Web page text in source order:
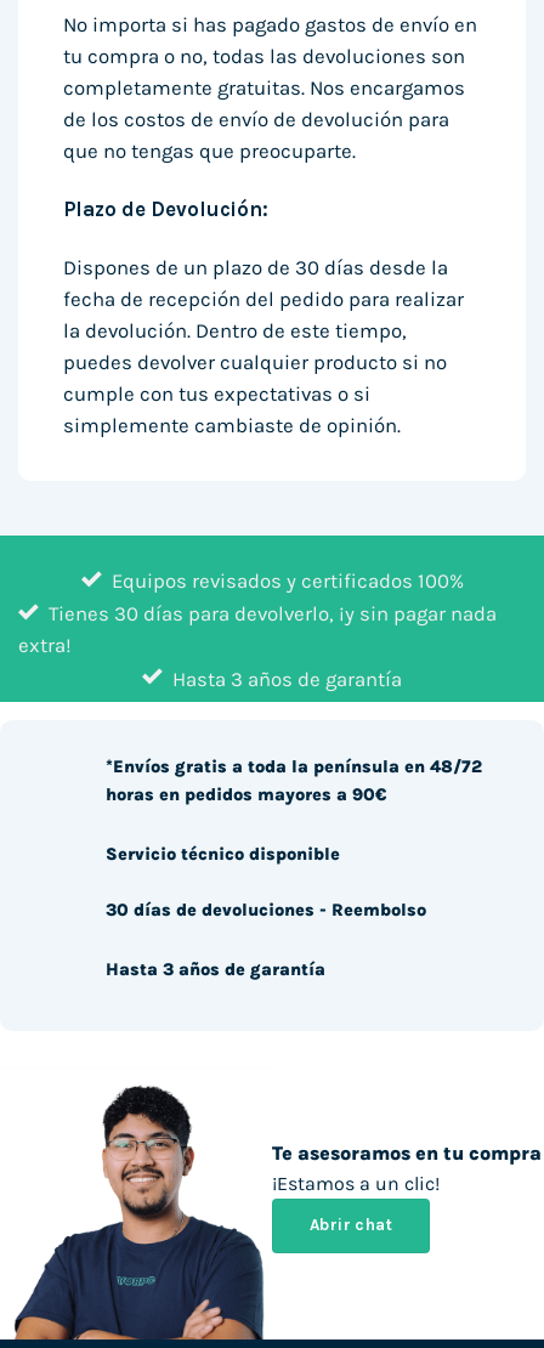
No importa si has pagado gastos de envío en
tu compra o no, todas las devoluciones son
completamente gratuitas. Nos encargamos
de los costos de envío de devolución para
que no tengas que preocuparte.
Plazo de Devolución:
Dispones de un plazo de 30 días desde la
fecha de recepción del pedido para realizar
la devolución. Dentro de este tiempo,
puedes devolver cualquier producto si no
cumple con tus expectativas o si
simplemente cambiaste de opinión.
Equipos revisados y certificados 100%
Tienes 30 días para devolverlo, ¡y sin pagar nada
extra!
Hasta 3 años de garantía
Te asesoramos en tu compra
¡Estamos a un clic!
Abrir chat
*Envíos gratis a toda la península en 48/72
horas en pedidos mayores a 90€
Servicio técnico disponible
30 días de devoluciones - Reembolso
Hasta 3 años de garantía